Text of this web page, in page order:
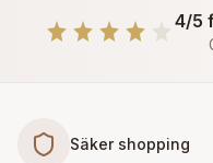
4/5
Säker shopping